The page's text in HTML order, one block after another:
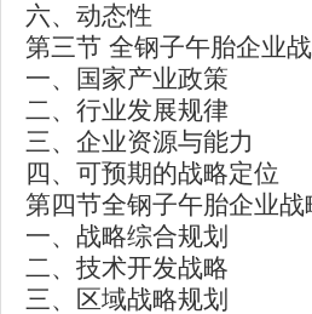
六、动态性
第三节 全钢子午胎企业
一、国家产业政策
二、行业发展规律
三、企业资源与能力
四、可预期的战略定位
第四节全钢子午胎企业
一、战略综合规划
二、技术开发战略
三、区域战略规划